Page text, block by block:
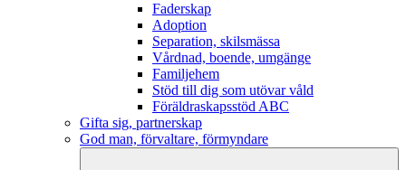
Faderskap
Adoption
Separation, skilsmässa
Vårdnad, boende, umgänge
Familjehem
Stöd till dig som utövar våld
Föräldraskapsstöd ABC
Gifta sig, partnerskap
God man, förvaltare, förmyndare